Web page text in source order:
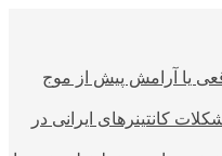
یا آرامش پیش از موج
کانتینرهای ایرانی در